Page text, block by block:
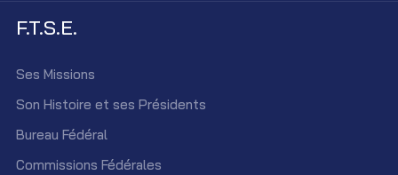
F.T.S.E.
Ses Missions
Son Histoire et ses Présidents
Bureau Fédéral
Commissions Fédérales